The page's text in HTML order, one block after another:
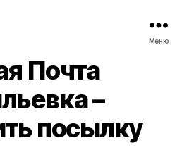
Меню
Почта
–
посылку